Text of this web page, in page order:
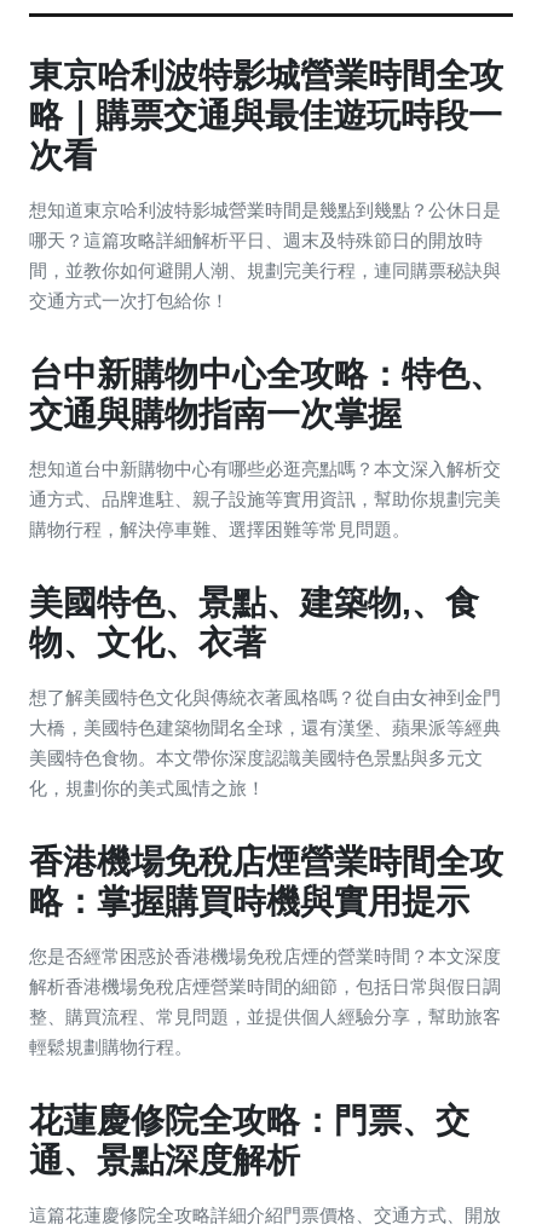
東京哈利波特影城營業時間全攻
略｜購票交通與最佳遊玩時段一
次看
想知道東京哈利波特影城營業時間是幾點到幾點？公休日是
哪天？這篇攻略詳細解析平日、週末及特殊節日的開放時
間，並教你如何避開人潮、規劃完美行程，連同購票秘訣與
交通方式一次打包給你！
台中新購物中心全攻略：特色、
交通與購物指南一次掌握
想知道台中新購物中心有哪些必逛亮點嗎？本文深入解析交
通方式、品牌進駐、親子設施等實用資訊，幫助你規劃完美
購物行程，解決停車難、選擇困難等常見問題。
美國特色、景點、建築物,、食
物、文化、衣著
想了解美國特色文化與傳統衣著風格嗎？從自由女神到金門
大橋，美國特色建築物聞名全球，還有漢堡、蘋果派等經典
美國特色食物。本文帶你深度認識美國特色景點與多元文
化，規劃你的美式風情之旅！
香港機場免稅店煙營業時間全攻
略：掌握購買時機與實用提示
您是否經常困惑於香港機場免稅店煙的營業時間？本文深度
解析香港機場免稅店煙營業時間的細節，包括日常與假日調
整、購買流程、常見問題，並提供個人經驗分享，幫助旅客
輕鬆規劃購物行程。
花蓮慶修院全攻略：門票、交
通、景點深度解析
這篇花蓮慶修院全攻略詳細介紹門票價格、交通方式、開放